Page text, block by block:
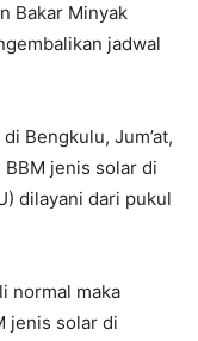
Bakar Minyak
jadwal
Bengkulu, Jum’at,
jenis solar di
dilayani dari pukul
normal maka
jenis solar di